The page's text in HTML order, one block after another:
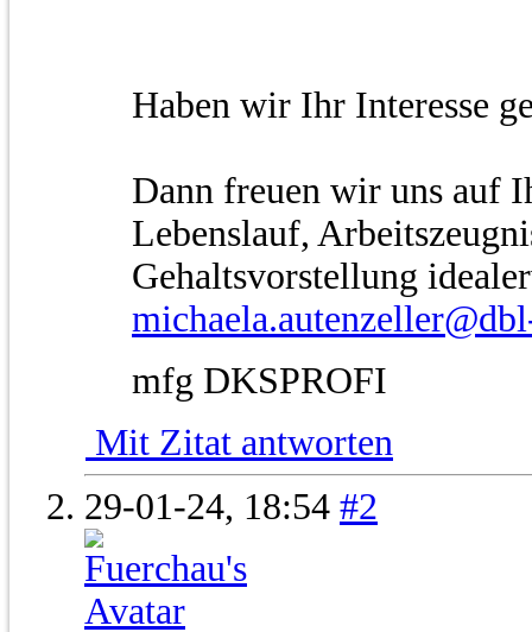
Haben wir Ihr Interesse
Dann freuen wir uns auf
Lebenslauf,
Gehaltsvorstellung
mfg DKSPROFI
Mit Zitat antworten
29-01-24, 18:54 #2